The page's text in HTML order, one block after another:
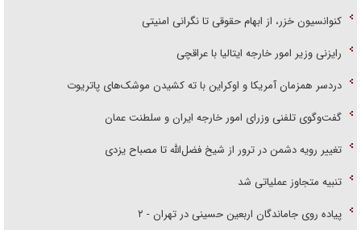
کنوانسیون خزر، از ابهام حقوقی تا نگرانی امنیتی
رایزنی وزیر امور خارجه ایتالیا با عراقچی
دردسر همزمان آمریکا و اوکراین با ته کشیدن موشک‌های پاتریوت
گفت‌وگوی تلفنی وزرای امور خارجه ایران و سلطنت عمان
تغییر رویه دشمن در ترور از شیخ فضل‌الله تا مصباح یزدی
تنبیه متجاوز عملیاتی شد
پیاده روی جاماندگان اربعین حسینی در تهران - ۲